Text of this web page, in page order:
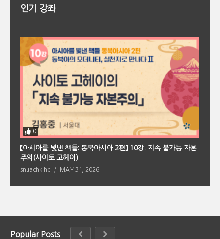
인기 강좌
0
【아시아를 빛낸 책들: 동북아시아 2편】 10강. 지속 불가능 자본
주의(사이토 고헤이)
snuachklhc MAY 31, 2026
Popular Posts